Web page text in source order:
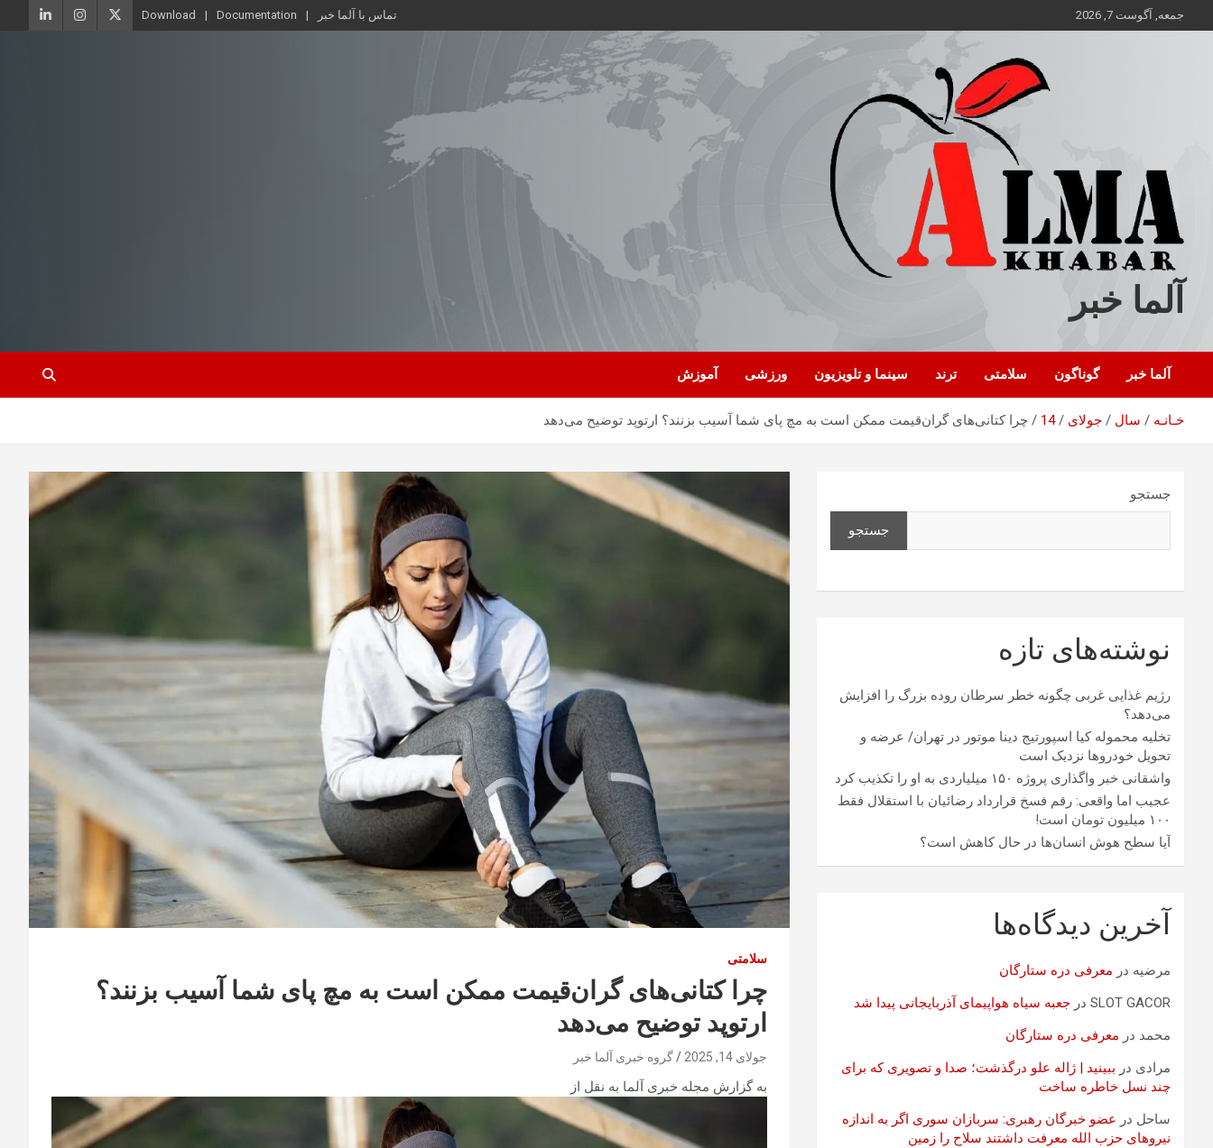
محتوا
جمعه, آگوست 7, 2026 تماس با آلما خبر Documentation
Download
آلما خبر
آلما خبر گوناگون سلامتی ترند سینما و تلویزیون ورزشی آموزش
خـانـه سال جولای 14 چرا کتانی‌های گران‌قیمت ممکن است به مچ پای شما آسیب بزنند؟ ارتوپد توضیح می‌دهد
سلامتی
چرا کتانی‌های گران‌قیمت ممکن است به مچ پای شما آسیب بزنند؟
ارتوپد توضیح می‌دهد
جولای 14, 2025 گروه خبری آلما خبر
به گزارش مجله خبری آلما به نقل از
جستجو
جستجو
نوشته‌های تازه
رژیم غذایی غربی چگونه خطر سرطان روده بزرگ را افزایش
می‌دهد؟
تخلیه محموله کیا اسپورتیج دینا موتور در تهران/ عرضه و
تحویل خودروها نزدیک است
واشقانی خبر واگذاری پروژه ۱۵۰ میلیاردی به او را تکذیب کرد
عجیب اما واقعی: رقم فسخ قرارداد رضائیان با استقلال فقط
۱۰۰ میلیون تومان است!
آیا سطح هوش انسان‌ها در حال کاهش است؟
آخرین دیدگاه‌ها
مرضیه در معرفی دره ستارگان
SLOT GACOR در جعبه سیاه هواپیمای آذربایجانی پیدا شد
محمد در معرفی دره ستارگان
مرادی در ببینید | ژاله علو درگذشت؛ صدا و تصویری که برای
چند نسل خاطره ساخت
ساحل در عضو خبرگان رهبری: سربازان سوری اگر به اندازه
نیروهای حزب الله معرفت داشتند سلاح را زمین